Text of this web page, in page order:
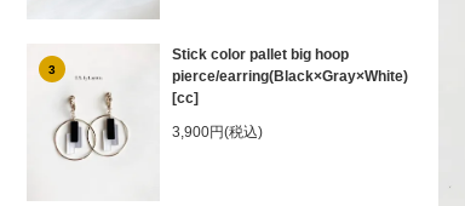
3
Stick color pallet big hoop
pierce/earring(Black×Gray×White)
[cc]
3,900円(税込)